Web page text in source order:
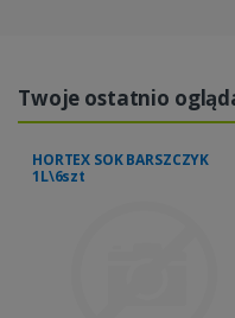
Twoje ostatnio
HORTEX SOK BARSZCZYK
1L\6szt